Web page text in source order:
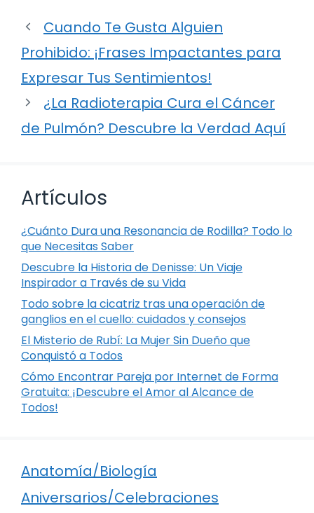
Cuando Te Gusta Alguien
Prohibido: ¡Frases Impactantes para
Expresar Tus Sentimientos!
¿La Radioterapia Cura el Cáncer
de Pulmón? Descubre la Verdad Aquí
Artículos
¿Cuánto Dura una Resonancia de Rodilla? Todo lo
que Necesitas Saber
Descubre la Historia de Denisse: Un Viaje
Inspirador a Través de su Vida
Todo sobre la cicatriz tras una operación de
ganglios en el cuello: cuidados y consejos
El Misterio de Rubí: La Mujer Sin Dueño que
Conquistó a Todos
Cómo Encontrar Pareja por Internet de Forma
Gratuita: ¡Descubre el Amor al Alcance de
Todos!
Anatomía/Biología
Aniversarios/Celebraciones